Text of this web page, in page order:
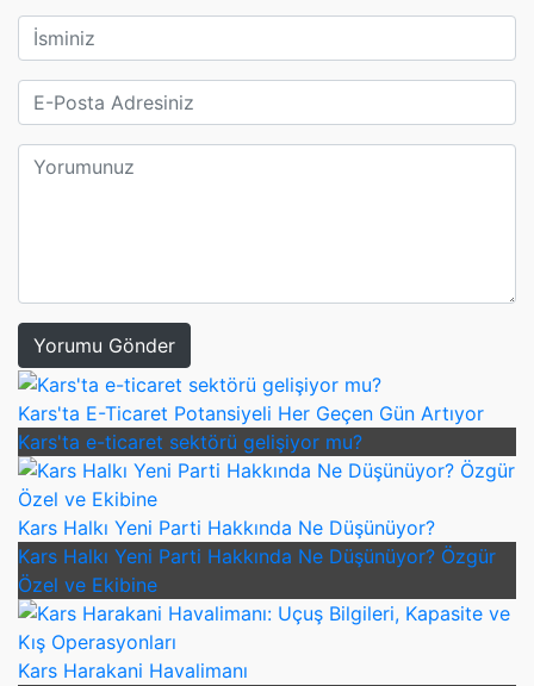
Yorumu Gönder
Kars'ta E-Ticaret Potansiyeli Her Geçen Gün Artıyor
Kars'ta e-ticaret sektörü gelişiyor mu?
Kars Halkı Yeni Parti Hakkında Ne Düşünüyor?
Kars Halkı Yeni Parti Hakkında Ne Düşünüyor? Özgür
Özel ve Ekibine
Kars Harakani Havalimanı